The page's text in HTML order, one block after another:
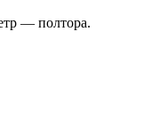
— полтора.